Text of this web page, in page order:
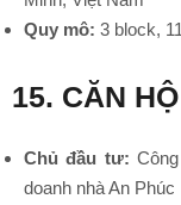
Quy mô: 3 block,
15. CĂN
Chủ đầu tư:
doanh nhà An Phúc